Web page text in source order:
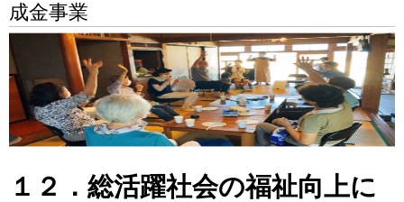
成金事業
１２．総活躍社会の福祉向上に